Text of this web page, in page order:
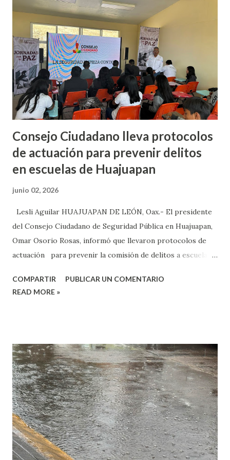
más de 5 veces estos informes. Sin embargo, dijo que por
fuentes del Gobierno Federal se enteraron que el recurso
ya fue destinado, y que incluso ya se determinó en que sitio
se construira este hospital, sin embargo, expuso que esta
situación debe de ser dada a conocer y que los frenos que
se están pidiendo a Huajuapan de León dejen de existir, ya
que el proyecto es ...
Consejo Ciudadano lleva protocolos
de actuación para prevenir delitos
en escuelas de Huajuapan
junio 02, 2026
Lesli Aguilar HUAJUAPAN DE LEÓN, Oax.- El presidente
del Consejo Ciudadano de Seguridad Pública en Huajuapan,
Omar Osorio Rosas, informó que llevaron protocolos de
actuación para prevenir la comisión de delitos a escuelas
Osorio Rosas dijo que la finalidad es prevenir delitos
a involucrar estos protocolos de actuación al personal
docente, administrativo, a los padres de familia, porque
muchas ocasiones pareciera que solamente están dirigidos
a un sector, y no, el candado y el mach se hace cuando todos
estamos conectados, y lo que busca es que todos tengamos
una convivencia sana, pero el que no le caigas bien no
tiene que ser un motivo para que seas presa del bully...
COMPARTIR
PUBLICAR UN COMENTARIO
READ MORE »